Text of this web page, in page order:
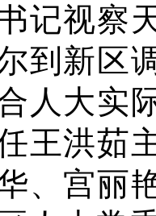
记视察
到新区
人大实
王洪茹
、宫丽